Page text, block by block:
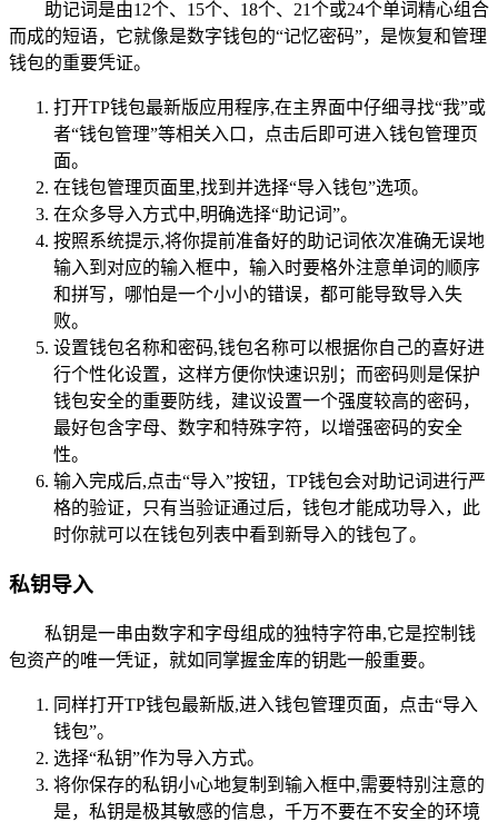
助记词是由12个、15个、18个、21个或24个单词精心组合
而成的短语，它就像是数字钱包的“记忆密码”，是恢复和管理
钱包的重要凭证。
打开TP钱包最新版应用程序,在主界面中仔细寻找“我”或
者“钱包管理”等相关入口，点击后即可进入钱包管理页
面。
在钱包管理页面里,找到并选择“导入钱包”选项。
在众多导入方式中,明确选择“助记词”。
按照系统提示,将你提前准备好的助记词依次准确无误地
输入到对应的输入框中，输入时要格外注意单词的顺序
和拼写，哪怕是一个小小的错误，都可能导致导入失
败。
设置钱包名称和密码,钱包名称可以根据你自己的喜好进
行个性化设置，这样方便你快速识别；而密码则是保护
钱包安全的重要防线，建议设置一个强度较高的密码，
最好包含字母、数字和特殊字符，以增强密码的安全
性。
输入完成后,点击“导入”按钮，TP钱包会对助记词进行严
格的验证，只有当验证通过后，钱包才能成功导入，此
时你就可以在钱包列表中看到新导入的钱包了。
私钥导入
私钥是一串由数字和字母组成的独特字符串,它是控制钱
包资产的唯一凭证，就如同掌握金库的钥匙一般重要。
同样打开TP钱包最新版,进入钱包管理页面，点击“导入
钱包”。
选择“私钥”作为导入方式。
将你保存的私钥小心地复制到输入框中,需要特别注意的
是，私钥是极其敏感的信息，千万不要在不安全的环境